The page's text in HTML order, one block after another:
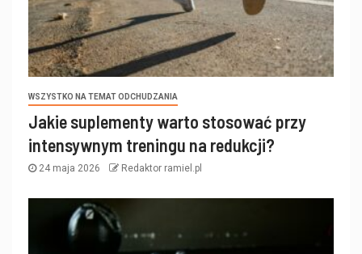
WSZYSTKO NA TEMAT ODCHUDZANIA
Jakie suplementy warto stosować przy
intensywnym treningu na redukcji?
24 maja 2026 Redaktor ramiel.pl